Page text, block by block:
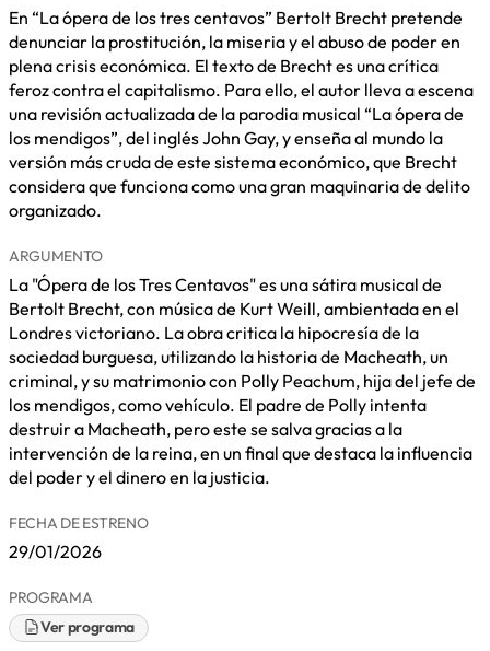
En “La ópera de los tres centavos” Bertolt Brecht pretende
denunciar la prostitución, la miseria y el abuso de poder en
plena crisis económica. El texto de Brecht es una crítica
feroz contra el capitalismo. Para ello, el autor lleva a escena
una revisión actualizada de la parodia musical “La ópera de
los mendigos”, del inglés John Gay, y enseña al mundo la
versión más cruda de este sistema económico, que Brecht
considera que funciona como una gran maquinaria de delito
organizado.
ARGUMENTO
La "Ópera de los Tres Centavos" es una sátira musical de
Bertolt Brecht, con música de Kurt Weill, ambientada en el
Londres victoriano. La obra critica la hipocresía de la
sociedad burguesa, utilizando la historia de Macheath, un
criminal, y su matrimonio con Polly Peachum, hija del jefe de
los mendigos, como vehículo. El padre de Polly intenta
destruir a Macheath, pero este se salva gracias a la
intervención de la reina, en un final que destaca la influencia
del poder y el dinero en la justicia.
FECHA DE ESTRENO
29/01/2026
PROGRAMA
Ver programa